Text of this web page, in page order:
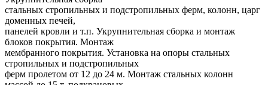
стальных стропильных и подстропильных ферм, колонн, царг
доменных печей,
панелей кровли и т.п. Укрупнительная сборка и монтаж
блоков покрытия. Монтаж
мембранного покрытия. Установка на опоры стальных
стропильных и подстропильных
ферм пролетом от 12 до 24 м. Монтаж стальных колонн